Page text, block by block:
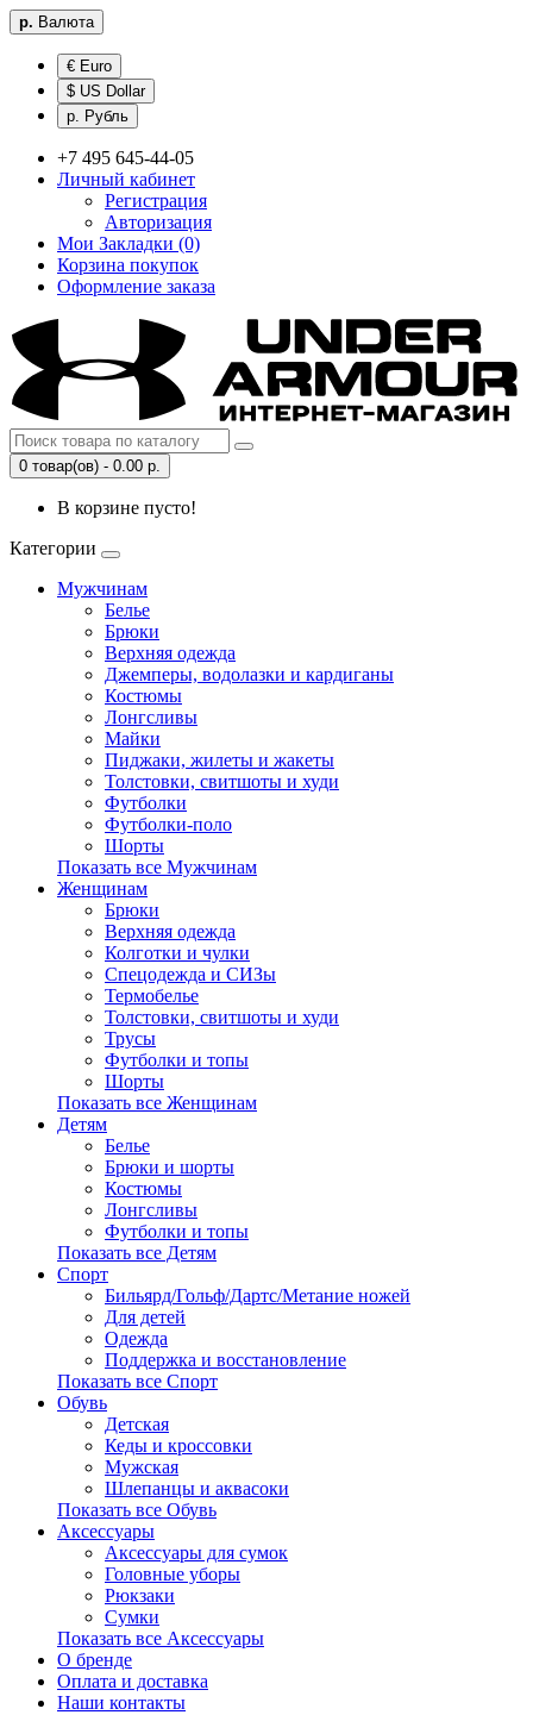
р. Валюта
€ Euro
$ US Dollar
р. Рубль
+7 495 645-44-05
Личный кабинет
Регистрация
Авторизация
Мои Закладки (0)
Корзина покупок
Оформление заказа
0 товар(ов) - 0.00 р.
В корзине пусто!
Категории
Мужчинам
Белье
Брюки
Верхняя одежда
Джемперы, водолазки и кардиганы
Костюмы
Лонгсливы
Майки
Пиджаки, жилеты и жакеты
Толстовки, свитшоты и худи
Футболки
Футболки-поло
Шорты
Показать все Мужчинам
Женщинам
Брюки
Верхняя одежда
Колготки и чулки
Спецодежда и СИЗы
Термобелье
Толстовки, свитшоты и худи
Трусы
Футболки и топы
Шорты
Показать все Женщинам
Детям
Белье
Брюки и шорты
Костюмы
Лонгсливы
Футболки и топы
Показать все Детям
Спорт
Бильярд/Гольф/Дартс/Метание ножей
Для детей
Одежда
Поддержка и восстановление
Показать все Спорт
Обувь
Детская
Кеды и кроссовки
Мужская
Шлепанцы и аквасоки
Показать все Обувь
Аксессуары
Аксессуары для сумок
Головные уборы
Рюкзаки
Сумки
Показать все Аксессуары
О бренде
Оплата и доставка
Наши контакты